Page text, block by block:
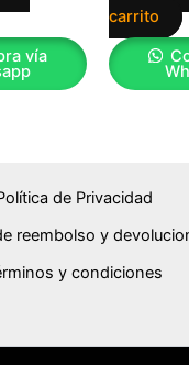
vía
carrito
de Privacidad
reembolso y
y condiciones